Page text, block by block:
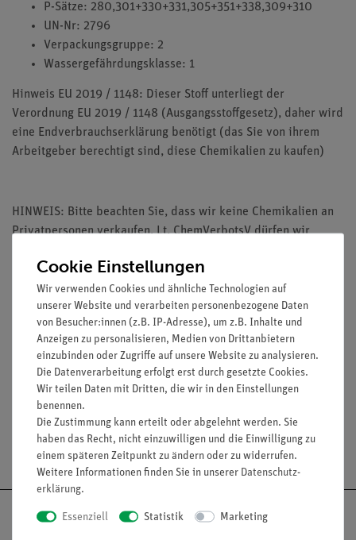
P-Sätze: 280,301+330+331,305+351+338,309+310
UN-Nr: 2796
Verpackungsgruppe: 2
Wassergefährdungsklasse: 1
Hinweis EU 2019 / 1148: Dieser Stoff unterliegt der
Verordnung EU 2019 / 1148 (Ausgangsstoffgesetz), daher wird
eine Endverbrauchserklärung benötigt (das Sie von ihrem
Arbeitgeber berechtigt sind, diese Chemikalien zu kaufen)
HINWEIS: Bitte beachten Sie, dass wir keine Chemikalien an
Privatpersonen verkaufen. Lt. ChemVerbotsV dürfen wir
Verwender und öffentliche Forschungs-, Untersuchungs- und
Lehranstalten abgeben.
Media / Downloads
Versandkostenfrei ab 300,- €
Cookie Einstellungen
Wir verwenden Cookies und ähnliche Technologien auf
unserer Website und verarbeiten personenbezogene Daten
von Besucher:innen (z.B. IP-Adresse), um z.B. Inhalte und
Anzeigen zu personalisieren, Medien von Drittanbietern
einzubinden oder Zugriffe auf unsere Website zu analysieren.
Die Datenverarbeitung erfolgt erst durch gesetzte Cookies.
Wir teilen Daten mit Dritten, die wir in den Einstellungen
benennen.
Die Zustimmung kann erteilt oder abgelehnt werden. Sie
haben das Recht, nicht einzuwilligen und die Einwilligung zu
einem späteren Zeitpunkt zu ändern oder zu widerrufen.
Weitere Informationen finden Sie in unserer Daten­schutz­
erklärung.
Essenziell Statistik Marketing